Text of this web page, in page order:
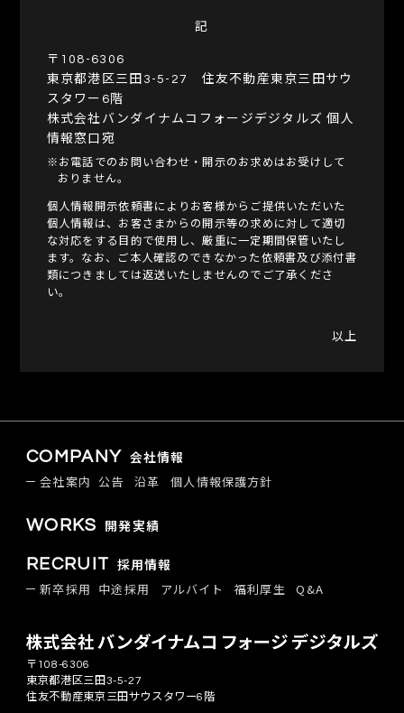
記
〒108-6306
東京都港区三田3-5-27 住友不動産東京三田サウ
スタワー6階
株式会社バンダイナムコフォージデジタルズ 個人
情報窓口宛
※お電話でのお問い合わせ・開示のお求めはお受けして
おりません。
個人情報開示依頼書によりお客様からご提供いただいた
個人情報は、お客さまからの開示等の求めに対して適切
な対応をする目的で使用し、厳重に一定期間保管いたし
ます。なお、ご本人確認のできなかった依頼書及び添付書
類につきましては返送いたしませんのでご了承くださ
い。
以上
COMPANY 会社情報
会社案内 公告 沿革 個人情報保護方針
WORKS 開発実績
RECRUIT 採用情報
新卒採用 中途採用 アルバイト 福利厚生 Q&A
〒108-6306
東京都港区三田3-5-27
住友不動産東京三田サウスタワー6階